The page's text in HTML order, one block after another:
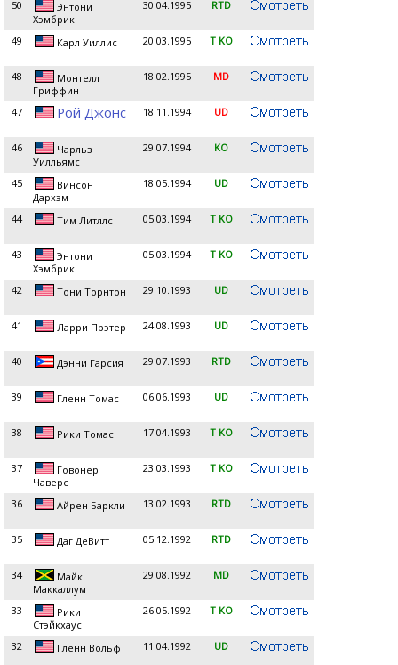
50
Энтони
Хэмбрик
30.04.1995 RTD
49 Карл Уиллис 20.03.1995 T KO
48
Монтелл
Гриффин
18.02.1995 MD
47 Рой Джонс 18.11.1994 UD
46
Чарльз
Уилльямс
29.07.1994 KO
45
Винсон
Дархэм
18.05.1994 UD
44 Тим Литллс 05.03.1994 T KO
43
Энтони
Хэмбрик
05.03.1994 T KO
42 Тони Торнтон 29.10.1993 UD
41 Ларри Прэтер 24.08.1993 UD
40 Дэнни Гарсия 29.07.1993 RTD
39 Гленн Томас 06.06.1993 UD
38 Рики Томас 17.04.1993 T KO
37
Говонер
Чаверс
23.03.1993 T KO
36 Айрен Баркли 13.02.1993 RTD
35 Даг ДеВитт 05.12.1992 RTD
34
Майк
Маккаллум
29.08.1992 MD
33
Рики
Стэйкхаус
26.05.1992 T KO
32 Гленн Вольф 11.04.1992 UD